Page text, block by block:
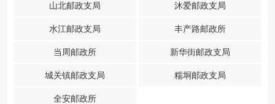
山北邮政支局 沐爱邮政支局
水江邮政支局 丰产路邮政所
当周邮政所 新华街邮政支局
城关镇邮政支局 糯垌邮政支局
全安邮政所